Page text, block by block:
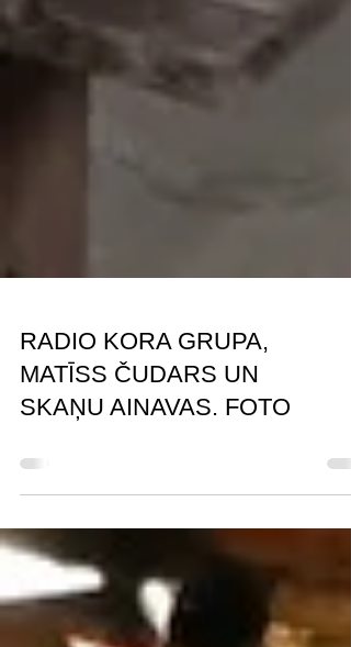
RADIO KORA GRUPA,
MATĪSS ČUDARS UN
SKAŅU AINAVAS. FOTO